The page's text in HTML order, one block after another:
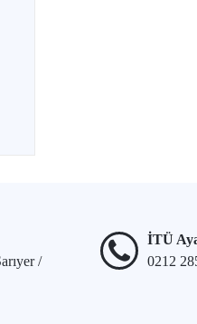
/
İTÜ
0212